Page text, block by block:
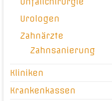
Urologen
Zahnärzte
Zahnsanierung
Kliniken
Krankenkassen